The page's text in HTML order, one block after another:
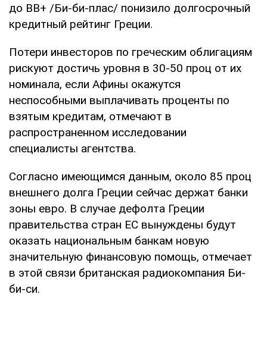
до ВВ+ /Би-би-плас/ понизило долгосрочный
кредитный рейтинг Греции.
Потери инвесторов по греческим облигациям
рискуют достичь уровня в 30-50 проц от их
номинала, если Афины окажутся
неспособными выплачивать проценты по
взятым кредитам, отмечают в
распространенном исследовании
специалисты агентства.
Согласно имеющимся данным, около 85 проц
внешнего долга Греции сейчас держат банки
зоны евро. В случае дефолта Греции
правительства стран ЕС вынуждены будут
оказать национальным банкам новую
значительную финансовую помощь, отмечает
в этой связи британская радиокомпания Би-
би-си.